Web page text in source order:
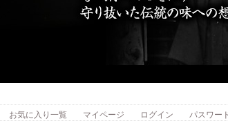
お気に入り一覧
マイページ ログイン パスワー